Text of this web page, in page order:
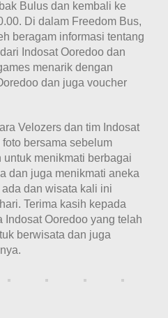
Bulus dan kembali ke
Di dalam Freedom Bus,
beragam informasi tentang
Indosat Ooredoo dan
menarik dengan
dan juga voucher
Velozers dan tim Indosat
bersama sebelum
menikmati berbagai
dan juga menikmati aneka
dan wisata kali ini
Terima kasih kepada
Indosat Ooredoo yang telah
berwisata dan juga